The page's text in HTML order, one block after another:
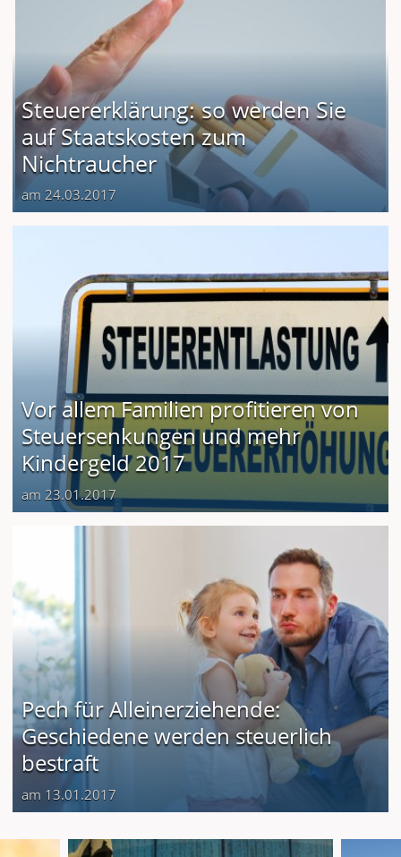
Steuererklärung: so werden Sie
auf Staatskosten zum
Nichtraucher
am 24.03.2017
Vor allem Familien profitieren von
Steuersenkungen und mehr
Kindergeld 2017
am 23.01.2017
Pech für Alleinerziehende:
Geschiedene werden steuerlich
bestraft
am 13.01.2017